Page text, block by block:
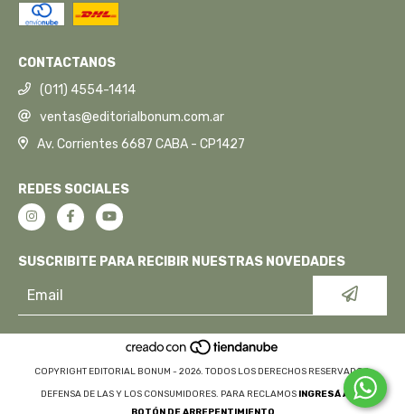
CONTACTANOS
(011) 4554-1414
ventas@editorialbonum.com.ar
Av. Corrientes 6687 CABA - CP1427
REDES SOCIALES
SUSCRIBITE PARA RECIBIR NUESTRAS NOVEDADES
COPYRIGHT EDITORIAL BONUM - 2026. TODOS LOS DERECHOS RESERVADOS.
DEFENSA DE LAS Y LOS CONSUMIDORES. PARA RECLAMOS INGRESÁ ACÁ.